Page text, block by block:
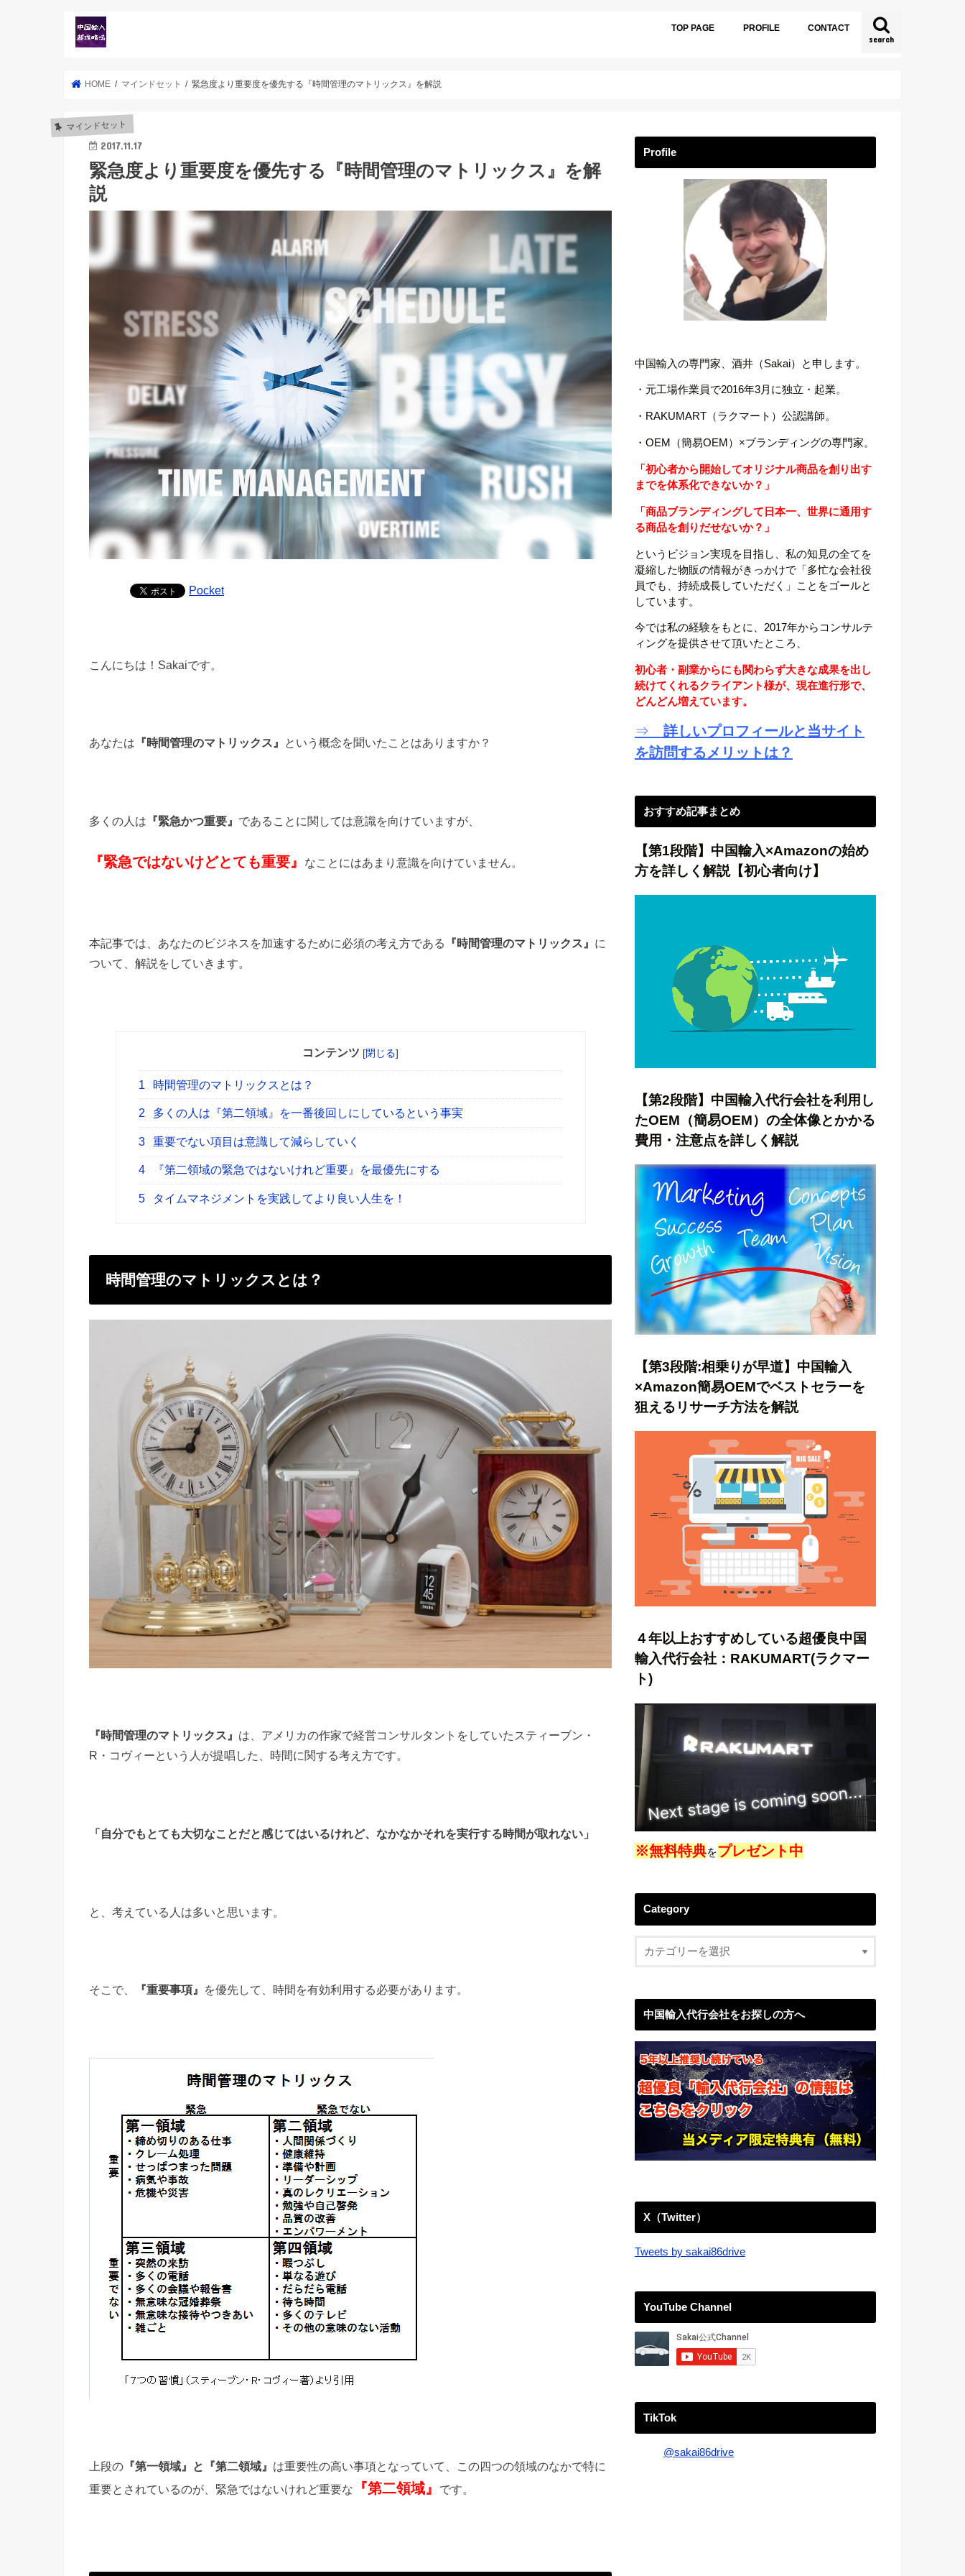
search
TOP PAGE PROFILE CONTACT
HOME マインドセット 緊急度より重要度を優先する『時間管理のマトリックス』を解説
マインドセット
2017.11.17
緊急度より重要度を優先する『時間管理のマトリックス』を解
説
Pocket
こんにちは！Sakaiです。
あなたは 『時間管理のマトリックス』 という概念を聞いたことはありますか？
多くの人は 『緊急かつ重要』 であることに関しては意識を向けていますが、
『緊急ではないけどとても重要』 なことにはあまり意識を向けていません。
本記事では、あなたのビジネスを加速するために必須の考え方である 『時間管理のマトリックス』 に
ついて、解説をしていきます。
コンテンツ [閉じる]
1 時間管理のマトリックスとは？
2 多くの人は『第二領域』を一番後回しにしているという事実
3 重要でない項目は意識して減らしていく
4 『第二領域の緊急ではないけれど重要』を最優先にする
5 タイムマネジメントを実践してより良い人生を！
時間管理のマトリックスとは？
『時間管理のマトリックス』 は、アメリカの作家で経営コンサルタントをしていたスティーブン・
R・コヴィーという人が提唱した、時間に関する考え方です。
「自分でもとても大切なことだと感じてはいるけれど、なかなかそれを実行する時間が取れない」
と、考えている人は多いと思います。
そこで、 『重要事項』 を優先して、時間を有効利用する必要があります。
上段の 『第一領域』と『第二領域』 は重要性の高い事項となっていて、この四つの領域のなかで特に
重要とされているのが、緊急ではないけれど重要な
『第二領域』 です。
Profile
中国輸入の専門家、酒井（Sakai）と申します。
・元工場作業員で2016年3月に独立・起業。
・RAKUMART（ラクマート）公認講師。
・OEM（簡易OEM）×ブランディングの専門家。
「初心者から開始してオリジナル商品を創り出す
までを体系化できないか？」
「商品ブランディングして日本一、世界に通用す
る商品を創りだせないか？」
というビジョン実現を目指し、私の知見の全てを
凝縮した物販の情報がきっかけで「多忙な会社役
員でも、持続成長していただく」ことをゴールと
しています。
今では私の経験をもとに、2017年からコンサルテ
ィングを提供させて頂いたところ、
初心者・副業からにも関わらず大きな成果を出し
続けてくれるクライアント様が、現在進行形で、
どんどん増えています。
⇒ 詳しいプロフィールと当サイト
を訪問するメリットは？
おすすめ記事まとめ
【第1段階】中国輸入×Amazonの始め
方を詳しく解説【初心者向け】
【第2段階】中国輸入代行会社を利用し
たOEM（簡易OEM）の全体像とかかる
費用・注意点を詳しく解説
【第3段階:相乗りが早道】中国輸入
×Amazon簡易OEMでベストセラーを
狙えるリサーチ方法を解説
４年以上おすすめしている超優良中国
輸入代行会社：RAKUMART(ラクマー
ト)
※無料特典をプレゼント中
Category
中国輸入代行会社をお探しの方へ
X（Twitter）
Tweets by sakai86drive
YouTube Channel
TikTok
@sakai86drive